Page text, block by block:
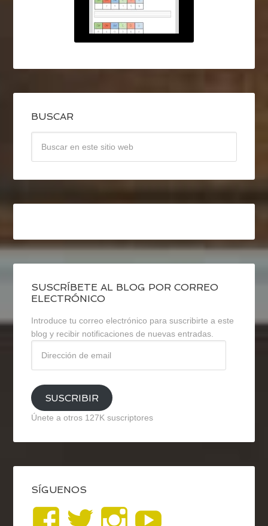
BUSCAR
SUSCRÍBETE AL BLOG POR CORREO
ELECTRÓNICO
Introduce tu correo electrónico para suscribirte a este
blog y recibir notificaciones de nuevas entradas.
email
SUSCRIBIR
Únete a otros 127K suscriptores
SÍGUENOS
VerVerVer